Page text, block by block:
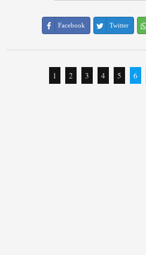
Facebook Twitter
1 2 3 4 5 6